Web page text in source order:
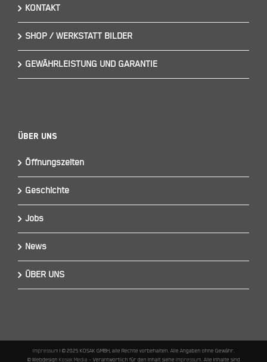
KONTAKT
SHOP / WERKSTATT BILDER
GEWÄHRLEISTUNG UND GARANTIE
Über Uns
Öffnungszeiten
Geschichte
Jobs
News
ÜBER UNS
Impressum I © 2025 KOSAK GMBH, alle Rechte vorbehalten. Alle Angaben ohne Gewähr.
© Webdesign Kosak Media – Verantwortlich für den Inhalt siehe Impressum . Alle Inhalte sind